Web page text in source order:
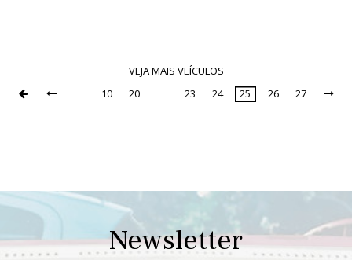
VEJA MAIS VEÍCULOS
Page
  10 20 23 24 25 26 27 
Newsletter